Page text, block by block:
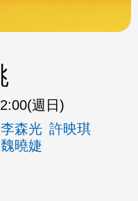
週日)
李森光 許映琪
魏曉婕